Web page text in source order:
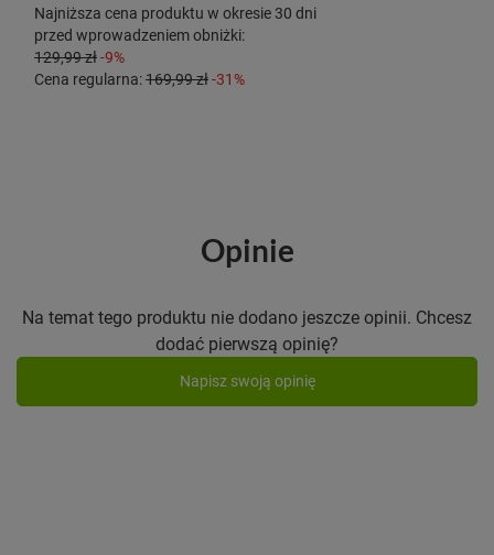
Najniższa cena produktu w okresie 30 dni
przed wprowadzeniem obniżki:
129,99 zł-9%
Cena regularna:169,99 zł-31%
Opinie
Na temat tego produktu nie dodano jeszcze opinii. Chcesz
dodać pierwszą opinię?
Napisz swoją opinię